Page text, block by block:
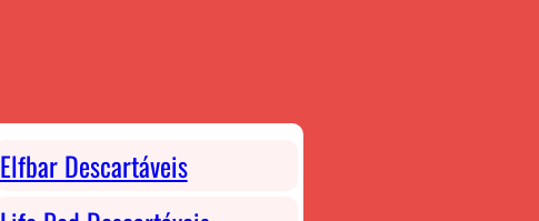
Elfbar Descartáveis